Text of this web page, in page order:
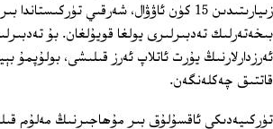
زىيارىتىدىن 15 كۈن ئاۋۋال، شەرقىي تۈركىستاندا
بىخەتەرلىك تەدبىرلىرى يولغا قويۇلغان. بۇ
ئەرزدارلارنىڭ يۇرت ئاتلاپ ئەرز قىلىشى، بولۇپمۇ
قاتتىق چەكلەنگەن.
تۈركىيەدىكى ئاقسۇلۇق بىر مۇھاجىرنىڭ مەلۇم